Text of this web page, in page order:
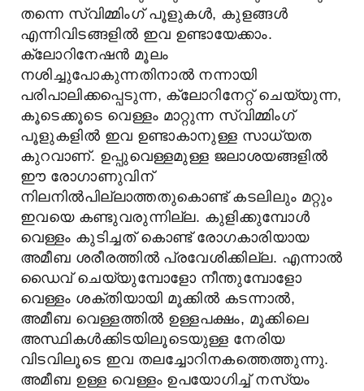
തന്നെ സ്വിമ്മിംഗ് പൂളുകൾ, കുളങ്ങൾ
എന്നിവിടങ്ങളിൽ ഇവ ഉണ്ടായേക്കാം.
ക്ലോറിനേഷൻ മൂലം
നശിച്ചുപോകുന്നതിനാൽ നന്നായി
പരിപാലിക്കപ്പെടുന്ന, ക്ലോറിനേറ്റ് ചെയ്യുന്ന,
കൂടെക്കൂടെ വെള്ളം മാറ്റുന്ന സ്വിമ്മിംഗ്
പൂളുകളിൽ ഇവ ഉണ്ടാകാനുള്ള സാധ്യത
കുറവാണ്. ഉപ്പുവെള്ളമുള്ള ജലാശയങ്ങളിൽ
ഈ രോഗാണുവിന്
നിലനിൽപില്ലാത്തതുകൊണ്ട് കടലിലും മറ്റും
ഇവയെ കണ്ടുവരുന്നില്ല. കുളിക്കുമ്പോൾ
വെള്ളം കുടിച്ചത് കൊണ്ട് രോഗകാരിയായ
അമീബ ശരീരത്തിൽ പ്രവേശിക്കില്ല. എന്നാൽ
ഡൈവ് ചെയ്യുമ്പോളോ നീന്തുമ്പോളോ
വെള്ളം ശക്തിയായി മൂക്കിൽ കടന്നാൽ,
അമീബ വെള്ളത്തിൽ ഉള്ളപക്ഷം, മൂക്കിലെ
അസ്ഥികൾക്കിടയിലൂടെയുള്ള നേരിയ
വിടവിലൂടെ ഇവ തലച്ചോറിനകത്തെത്തുന്നു.
അമീബ ഉള്ള വെള്ളം ഉപയോഗിച്ച് നസ്യം